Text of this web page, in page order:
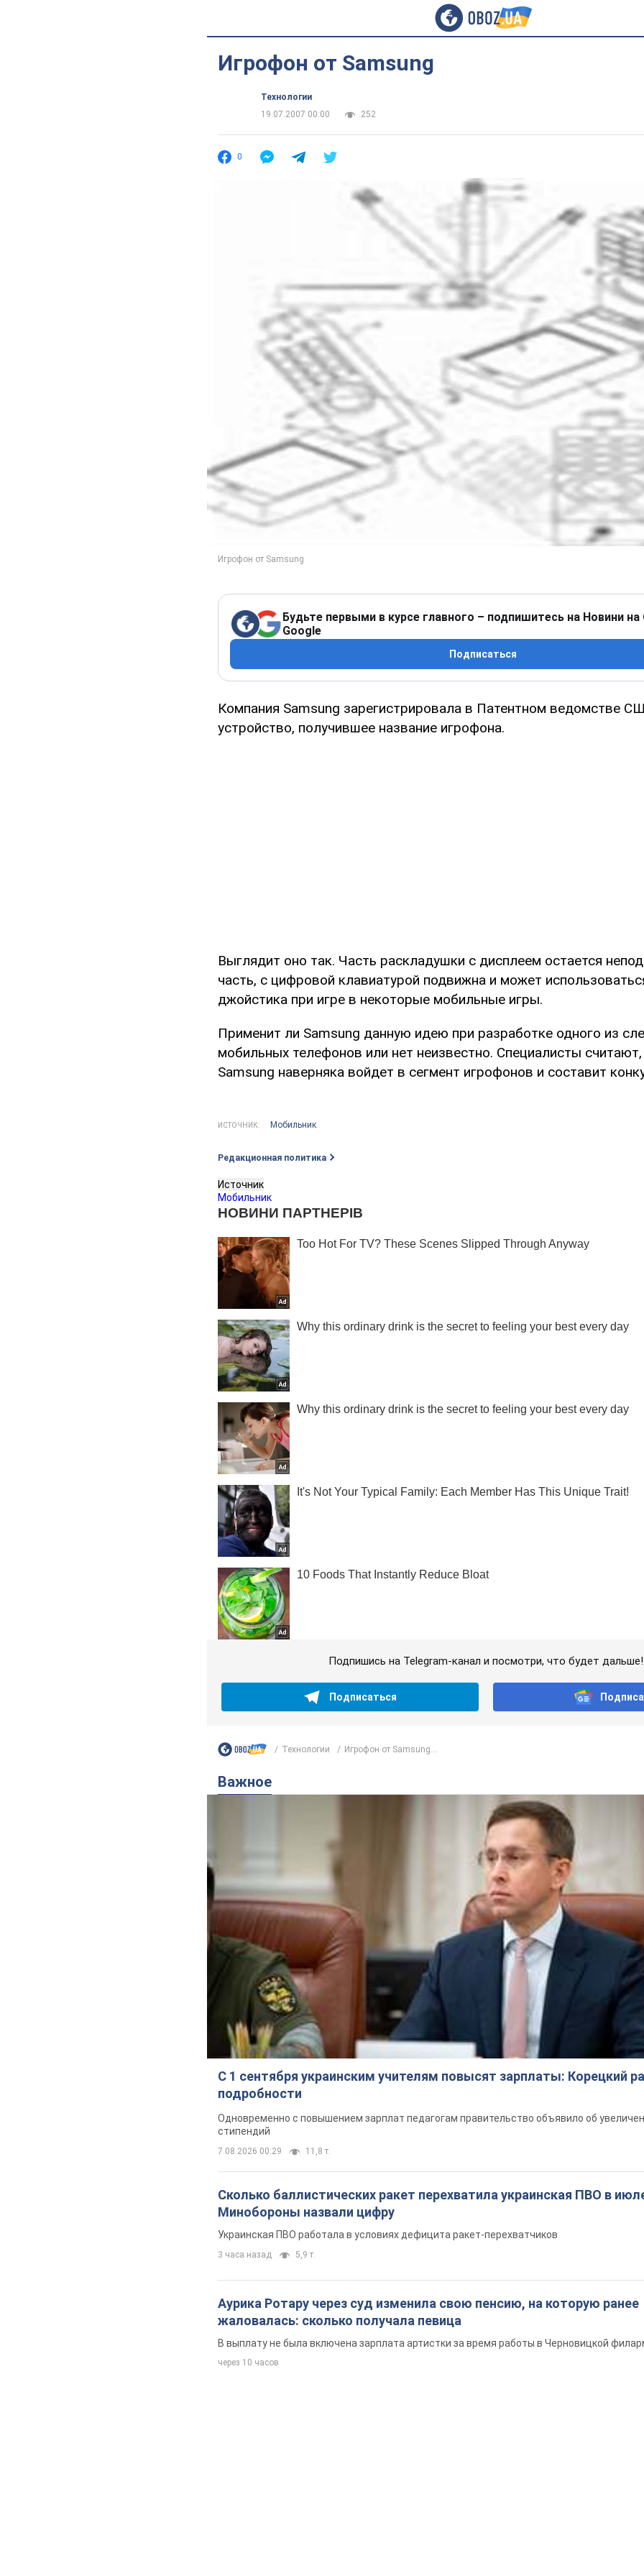
Игрофон от Samsung
Технологии
19.07.2007 00:00
252
0
Будьте первыми в курсе главного – подпишитесь на Новини на
Google
Подписаться
Компания Samsung зарегистрировала в Патентном ведомстве
устройство, получившее название игрофона.
Выглядит оно так. Часть раскладушки с дисплеем остается
часть, с цифровой клавиатурой подвижна и может
джойстика при игре в некоторые мобильные игры.
Применит ли Samsung данную идею при разработке одного из
мобильных телефонов или нет неизвестно. Специалисты
Samsung наверняка войдет в сегмент игрофонов и составит
ИСТОЧНИК: Мобильник
Редакционная политика
Источник
Мобильник
Подпишись на Telegram-канал и посмотри, что будет дальше!
Подписаться
Технологии Игрофон от Samsung...
Важное
С 1 сентября украинским учителям повысят зарплаты: Корецкий
подробности
Одновременно с повышением зарплат педагогам правительство объявило об
стипендий
7.08.2026 00:29 11,8 т.
Сколько баллистических ракет перехватила украинская ПВО в
Минобороны назвали цифру
Украинская ПВО работала в условиях дефицита ракет-перехватчиков
3 часа назад 5,9 т.
Аурика Ротару через суд изменила свою пенсию, на которую ранее
жаловалась: сколько получала певица
В выплату не была включена зарплата артистки за время работы в Черновицкой
через 10 часов